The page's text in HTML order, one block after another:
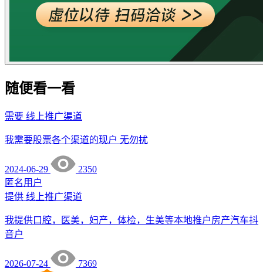
随便看一看
需要 线上推广渠道
我需要股票各个渠道的现户 无勿扰
2024-06-29
2350
匿名用户
提供 线上推广渠道
我提供口腔，医美，妇产，体检，生美等本地推户房产汽车抖
音户
2026-07-24 7369